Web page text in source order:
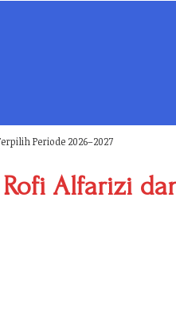
Periode 2026–2027
Rofi Alfarizi